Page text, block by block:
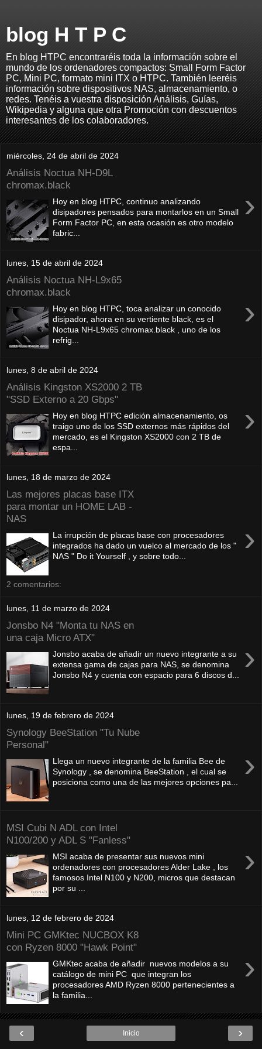
blog H T P C
En blog HTPC encontraréis toda la información sobre el
mundo de los ordenadores compactos: Small Form Factor
PC, Mini PC, formato mini ITX o HTPC. También leeréis
información sobre dispositivos NAS, almacenamiento, o
redes. Tenéis a vuestra disposición Análisis, Guías,
Wikipedia y alguna que otra Promoción con descuentos
interesantes de los colaboradores.
miércoles, 24 de abril de 2024
Análisis Noctua NH-D9L
chromax.black
›
Hoy en blog HTPC, continuo analizando
disipadores pensados para montarlos en un Small
Form Factor PC, en esta ocasión es otro modelo
fabric...
lunes, 15 de abril de 2024
Análisis Noctua NH-L9x65
chromax.black
›
Hoy en blog HTPC, toca analizar un conocido
disipador, ahora en su vertiente black, es el
Noctua NH-L9x65 chromax.black , uno de los
refrig...
lunes, 8 de abril de 2024
Análisis Kingston XS2000 2 TB
"SSD Externo a 20 Gbps"
›
Hoy en blog HTPC edición almacenamiento, os
traigo uno de los SSD externos más rápidos del
mercado, es el Kingston XS2000 con 2 TB de
espa...
lunes, 18 de marzo de 2024
Las mejores placas base ITX
para montar un HOME LAB -
NAS
›
La irrupción de placas base con procesadores
integrados ha dado un vuelco al mercado de los "
NAS " Do it Yourself , y sobre todo...
2 comentarios:
lunes, 11 de marzo de 2024
Jonsbo N4 "Monta tu NAS en
una caja Micro ATX"
›
Jonsbo acaba de añadir un nuevo integrante a su
extensa gama de cajas para NAS, se denomina
Jonsbo N4 y cuenta con espacio para 6 discos d...
lunes, 19 de febrero de 2024
Synology BeeStation "Tu Nube
Personal"
›
Llega un nuevo integrante de la familia Bee de
Synology , se denomina BeeStation , el cual se
posiciona como una de las mejores opciones pa...
MSI Cubi N ADL con Intel
N100/200 y ADL S "Fanless"
›
MSI acaba de presentar sus nuevos mini
ordenadores con procesadores Alder Lake , los
famosos Intel N100 y N200, micros que destacan
por su ...
lunes, 12 de febrero de 2024
Mini PC GMKtec NUCBOX K8
con Ryzen 8000 "Hawk Point"
›
GMKtec acaba de añadir nuevos modelos a su
catálogo de mini PC que integran los
procesadores AMD Ryzen 8000 pertenecientes a
la familia...
‹ ›
Inicio